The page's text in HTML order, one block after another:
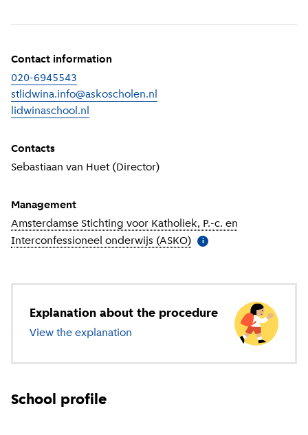
Contact information
020-6945543
stlidwina.info@askoscholen.nl
lidwinaschool.nl
Contacts
Sebastiaan van Huet (Director)
Management
Amsterdamse Stichting voor Katholiek, P.-c. en
Interconfessioneel onderwijs (ASKO) More information
i
Explanation about the procedure
View the explanation about primary education
School profile